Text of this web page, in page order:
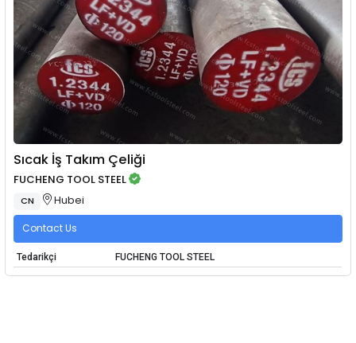
Sıcak İş Takım Çeliği
FUCHENG TOOL STEEL
CN Hubei
Contact Us
Tedarikçi FUCHENG TOOL STEEL